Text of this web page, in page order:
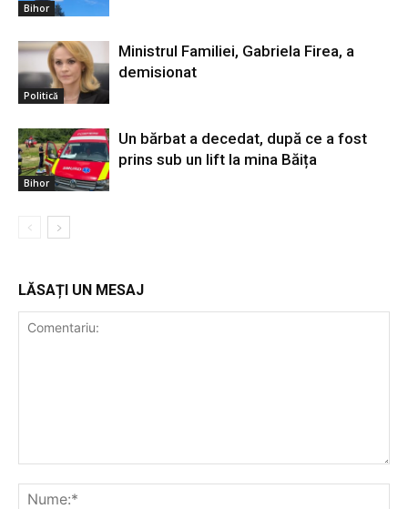
Bihor
Politică
Ministrul Familiei, Gabriela Firea, a
demisionat
Bihor
Un bărbat a decedat, după ce a fost
prins sub un lift la mina Băița
LĂSAȚI UN MESAJ